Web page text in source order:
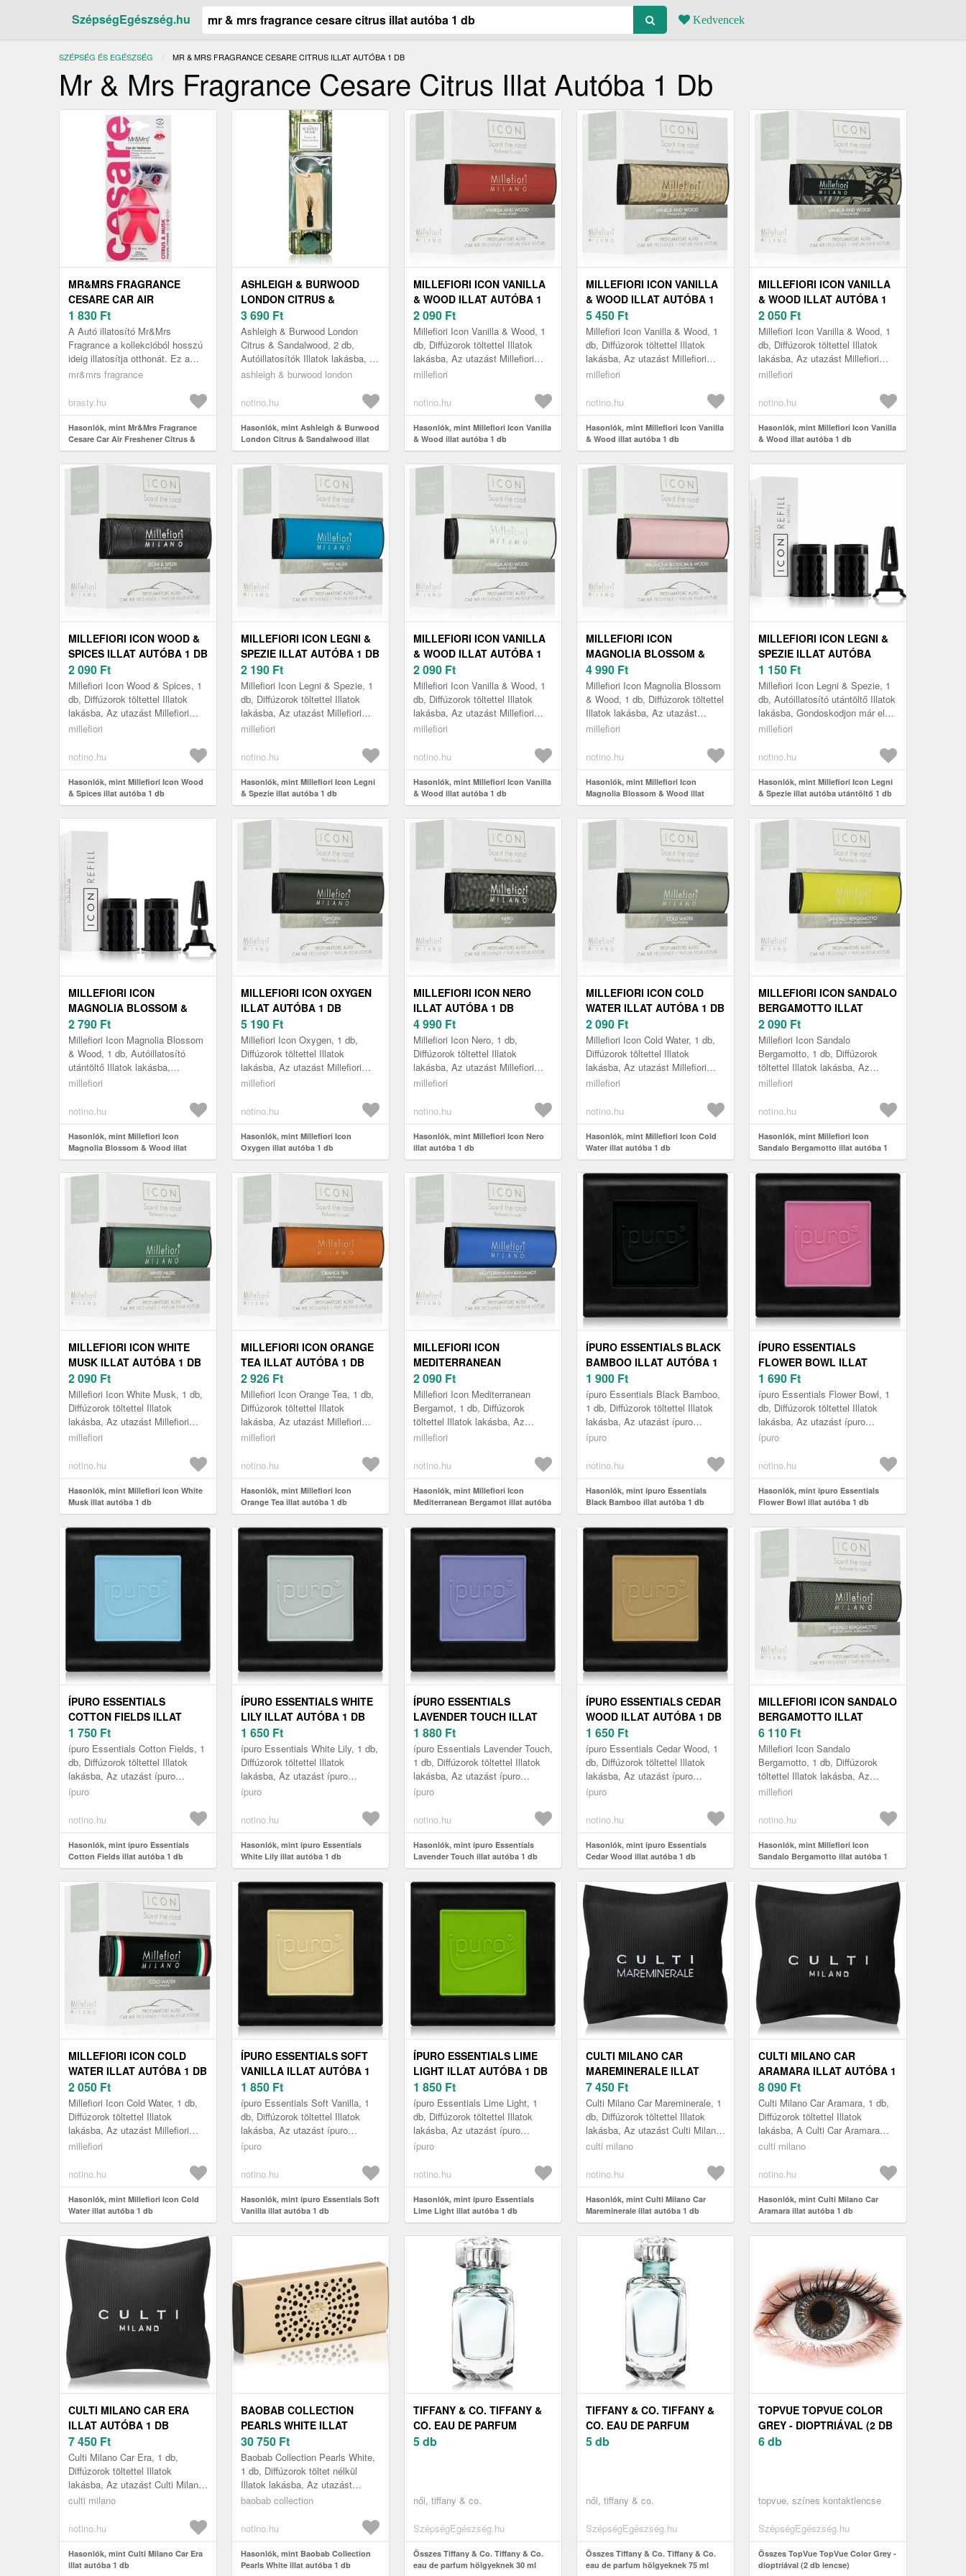
SzépségEgészség.hu Kedvencek
SZÉPSÉG ÉS EGÉSZSÉG JELENLEGI:
MR & MRS FRAGRANCE CESARE CITRUS ILLAT AUTÓBA 1 DB
Mr & Mrs Fragrance Cesare Citrus Illat Autóba 1 Db
MR&MRS FRAGRANCE
CESARE CAR AIR
FRESHENER CITRUS &
MUSK
1 830 Ft
A Autó illatosító Mr&Mrs
Fragrance a kollekcióból hosszú
ideig illatosítja otthonát. Ez a
friss illat kellemesebbé teszi a
mr&mrs fragrance
brasty.hu
Hasonlók, mint Mr&Mrs Fragrance
Cesare Car Air Freshener Citrus &
Musk
ASHLEIGH & BURWOOD
LONDON CITRUS &
SANDALWOOD ILLAT
AUTÓBA 2 DB
3 690 Ft
Ashleigh & Burwood London
Citrus & Sandalwood, 2 db,
Autóillatosítók Illatok lakásba, A
felakasztható Ashleigh &
Sandalwood...
ashleigh & burwood london
notino.hu
Hasonlók, mint Ashleigh & Burwood
London Citrus & Sandalwood illat
autóba 2 db
MILLEFIORI ICON VANILLA
& WOOD ILLAT AUTÓBA 1
DB
2 090 Ft
Millefiori Icon Vanilla & Wood, 1
db, Diffúzorok töltettel Illatok
lakásba, Az utazást Millefiori
Icon Vanilla & Wood
millefiori
notino.hu
Hasonlók, mint Millefiori Icon Vanilla
& Wood illat autóba 1 db
MILLEFIORI ICON VANILLA
& WOOD ILLAT AUTÓBA 1
DB
5 450 Ft
Millefiori Icon Vanilla & Wood, 1
db, Diffúzorok töltettel Illatok
lakásba, Az utazást Millefiori
Icon Vanilla & Wood
millefiori
notino.hu
Hasonlók, mint Millefiori Icon Vanilla
& Wood illat autóba 1 db
MILLEFIORI ICON VANILLA
& WOOD ILLAT AUTÓBA 1
DB
2 050 Ft
Millefiori Icon Vanilla & Wood, 1
db, Diffúzorok töltettel Illatok
lakásba, Az utazást Millefiori
Icon Vanilla & Wood
millefiori
notino.hu
Hasonlók, mint Millefiori Icon Vanilla
& Wood illat autóba 1 db
MILLEFIORI ICON WOOD &
SPICES ILLAT AUTÓBA 1 DB
2 090 Ft
Millefiori Icon Wood & Spices, 1
db, Diffúzorok töltettel Illatok
lakásba, Az utazást Millefiori
Icon Wood & Spices
millefiori
notino.hu
Hasonlók, mint Millefiori Icon Wood
& Spices illat autóba 1 db
MILLEFIORI ICON LEGNI &
SPEZIE ILLAT AUTÓBA 1 DB
2 190 Ft
Millefiori Icon Legni & Spezie, 1
db, Diffúzorok töltettel Illatok
lakásba, Az utazást Millefiori
Icon Legni & Spezie
millefiori
notino.hu
Hasonlók, mint Millefiori Icon Legni
& Spezie illat autóba 1 db
MILLEFIORI ICON VANILLA
& WOOD ILLAT AUTÓBA 1
DB
2 090 Ft
Millefiori Icon Vanilla & Wood, 1
db, Diffúzorok töltettel Illatok
lakásba, Az utazást Millefiori
Icon Vanilla & Wood
millefiori
notino.hu
Hasonlók, mint Millefiori Icon Vanilla
& Wood illat autóba 1 db
MILLEFIORI ICON
MAGNOLIA BLOSSOM &
WOOD ILLAT AUTÓBA 1 DB
4 990 Ft
Millefiori Icon Magnolia Blossom
& Wood, 1 db, Diffúzorok töltettel
Illatok lakásba, Az utazást
Millefiori Icon Magnolia Blossom
millefiori
notino.hu
Hasonlók, mint Millefiori Icon
Magnolia Blossom & Wood illat
autóba 1 db
MILLEFIORI ICON LEGNI &
SPEZIE ILLAT AUTÓBA
UTÁNTÖLTŐ 1 DB
1 150 Ft
Millefiori Icon Legni & Spezie, 1
db, Autóillatosító utántöltő Illatok
lakásba, Gondoskodjon már előre
a vezetés közbeni kényelemről
millefiori
notino.hu
Hasonlók, mint Millefiori Icon Legni
& Spezie illat autóba utántöltő 1 db
MILLEFIORI ICON
MAGNOLIA BLOSSOM &
WOOD ILLAT AUTÓBA
UTÁNTÖLTŐ 1 DB
2 790 Ft
Millefiori Icon Magnolia Blossom
& Wood, 1 db, Autóillatosító
utántöltő Illatok lakásba,
Gondoskodjon már előre a
ke...
millefiori
notino.hu
Hasonlók, mint Millefiori Icon
Magnolia Blossom & Wood illat
autóba utántöltő 1 db
MILLEFIORI ICON OXYGEN
ILLAT AUTÓBA 1 DB
5 190 Ft
Millefiori Icon Oxygen, 1 db,
Diffúzorok töltettel Illatok
lakásba, Az utazást Millefiori
Icon Oxygen autóillatosítóval
millefiori
notino.hu
Hasonlók, mint Millefiori Icon
Oxygen illat autóba 1 db
MILLEFIORI ICON NERO
ILLAT AUTÓBA 1 DB
4 990 Ft
Millefiori Icon Nero, 1 db,
Diffúzorok töltettel Illatok
lakásba, Az utazást Millefiori
Icon Nero autóillatosítóval
millefiori
notino.hu
Hasonlók, mint Millefiori Icon Nero
illat autóba 1 db
MILLEFIORI ICON COLD
WATER ILLAT AUTÓBA 1 DB
2 090 Ft
Millefiori Icon Cold Water, 1 db,
Diffúzorok töltettel Illatok
lakásba, Az utazást Millefiori
Icon Cold Water autóillatosítóval
millefiori
notino.hu
Hasonlók, mint Millefiori Icon Cold
Water illat autóba 1 db
MILLEFIORI ICON SANDALO
BERGAMOTTO ILLAT
AUTÓBA 1 DB
2 090 Ft
Millefiori Icon Sandalo
Bergamotto, 1 db, Diffúzorok
töltettel Illatok lakásba, Az
utazást Millefiori Icon Sandalo
millefiori
notino.hu
Hasonlók, mint Millefiori Icon
Sandalo Bergamotto illat autóba 1
db
MILLEFIORI ICON WHITE
MUSK ILLAT AUTÓBA 1 DB
2 090 Ft
Millefiori Icon White Musk, 1 db,
Diffúzorok töltettel Illatok
lakásba, Az utazást Millefiori
Icon White Musk autóillatosítóval
millefiori
notino.hu
Hasonlók, mint Millefiori Icon White
Musk illat autóba 1 db
MILLEFIORI ICON ORANGE
TEA ILLAT AUTÓBA 1 DB
2 926 Ft
Millefiori Icon Orange Tea, 1 db,
Diffúzorok töltettel Illatok
lakásba, Az utazást Millefiori
Icon Orange Tea autóillatosítóval
millefiori
notino.hu
Hasonlók, mint Millefiori Icon
Orange Tea illat autóba 1 db
MILLEFIORI ICON
MEDITERRANEAN
BERGAMOT ILLAT AUTÓBA
1 DB
2 090 Ft
Millefiori Icon Mediterranean
Bergamot, 1 db, Diffúzorok
töltettel Illatok lakásba, Az
utazást Millefiori Icon
autóillatosít...
millefiori
notino.hu
Hasonlók, mint Millefiori Icon
Mediterranean Bergamot illat autóba
1 db
ÍPURO ESSENTIALS BLACK
BAMBOO ILLAT AUTÓBA 1
DB
1 900 Ft
ípuro Essentials Black Bamboo,
1 db, Diffúzorok töltettel Illatok
lakásba, Az utazást ípuro
Essentials Black Bamboo
ípuro
notino.hu
Hasonlók, mint ípuro Essentials
Black Bamboo illat autóba 1 db
ÍPURO ESSENTIALS
FLOWER BOWL ILLAT
AUTÓBA 1 DB
1 690 Ft
ípuro Essentials Flower Bowl, 1
db, Diffúzorok töltettel Illatok
lakásba, Az utazást ípuro
Essentials Flower Bowl
ípuro
notino.hu
Hasonlók, mint ípuro Essentials
Flower Bowl illat autóba 1 db
ÍPURO ESSENTIALS
COTTON FIELDS ILLAT
AUTÓBA 1 DB
1 750 Ft
ípuro Essentials Cotton Fields, 1
db, Diffúzorok töltettel Illatok
lakásba, Az utazást ípuro
Essentials Cotton Fields
ípuro
notino.hu
Hasonlók, mint ípuro Essentials
Cotton Fields illat autóba 1 db
ÍPURO ESSENTIALS WHITE
LILY ILLAT AUTÓBA 1 DB
1 650 Ft
ípuro Essentials White Lily, 1 db,
Diffúzorok töltettel Illatok
lakásba, Az utazást ípuro
Essentials White Lily
él...
ípuro
notino.hu
Hasonlók, mint ípuro Essentials
White Lily illat autóba 1 db
ÍPURO ESSENTIALS
LAVENDER TOUCH ILLAT
AUTÓBA 1 DB
1 880 Ft
ípuro Essentials Lavender Touch,
1 db, Diffúzorok töltettel Illatok
lakásba, Az utazást ípuro
Essentials Lavender Touch
ípuro
notino.hu
Hasonlók, mint ípuro Essentials
Lavender Touch illat autóba 1 db
ÍPURO ESSENTIALS CEDAR
WOOD ILLAT AUTÓBA 1 DB
1 650 Ft
ípuro Essentials Cedar Wood, 1
db, Diffúzorok töltettel Illatok
lakásba, Az utazást ípuro
Essentials Cedar Wood
él...
ípuro
notino.hu
Hasonlók, mint ípuro Essentials
Cedar Wood illat autóba 1 db
MILLEFIORI ICON SANDALO
BERGAMOTTO ILLAT
AUTÓBA 1 DB
6 110 Ft
Millefiori Icon Sandalo
Bergamotto, 1 db, Diffúzorok
töltettel Illatok lakásba, Az
utazást Millefiori Icon Sandalo
millefiori
notino.hu
Hasonlók, mint Millefiori Icon
Sandalo Bergamotto illat autóba 1
db
MILLEFIORI ICON COLD
WATER ILLAT AUTÓBA 1 DB
2 050 Ft
Millefiori Icon Cold Water, 1 db,
Diffúzorok töltettel Illatok
lakásba, Az utazást Millefiori
Icon Cold Water autóillatosítóval
millefiori
notino.hu
Hasonlók, mint Millefiori Icon Cold
Water illat autóba 1 db
ÍPURO ESSENTIALS SOFT
VANILLA ILLAT AUTÓBA 1
DB
1 850 Ft
ípuro Essentials Soft Vanilla, 1
db, Diffúzorok töltettel Illatok
lakásba, Az utazást ípuro
Essentials Soft Vanilla
ípuro
notino.hu
Hasonlók, mint ípuro Essentials Soft
Vanilla illat autóba 1 db
ÍPURO ESSENTIALS LIME
LIGHT ILLAT AUTÓBA 1 DB
1 850 Ft
ípuro Essentials Lime Light, 1
db, Diffúzorok töltettel Illatok
lakásba, Az utazást ípuro
Essentials Lime Light
él...
ípuro
notino.hu
Hasonlók, mint ípuro Essentials
Lime Light illat autóba 1 db
CULTI MILANO CAR
MAREMINERALE ILLAT
AUTÓBA 1 DB
7 450 Ft
Culti Milano Car Mareminerale, 1
db, Diffúzorok töltettel Illatok
lakásba, Az utazást Culti Milano
Car Mareminerale
culti milano
notino.hu
Hasonlók, mint Culti Milano Car
Mareminerale illat autóba 1 db
CULTI MILANO CAR
ARAMARA ILLAT AUTÓBA 1
DB
8 090 Ft
Culti Milano Car Aramara, 1 db,
Diffúzorok töltettel Illatok
lakásba, A Culti Car Aramara
segít Önnek folyamatosan,
vezeté...
culti milano
notino.hu
Hasonlók, mint Culti Milano Car
Aramara illat autóba 1 db
CULTI MILANO CAR ERA
ILLAT AUTÓBA 1 DB
7 450 Ft
Culti Milano Car Era, 1 db,
Diffúzorok töltettel Illatok
lakásba, Az utazást Culti Milano
Car Era autóillatosítóval
culti milano
notino.hu
Hasonlók, mint Culti Milano Car Era
illat autóba 1 db
BAOBAB COLLECTION
PEARLS WHITE ILLAT
AUTÓBA 1 DB
30 750 Ft
Baobab Collection Pearls White,
1 db, Diffúzorok töltet nélkül
Illatok lakásba, Az utazást
Baobab Collection Pearls White
baobab collection
notino.hu
Hasonlók, mint Baobab Collection
Pearls White illat autóba 1 db
TIFFANY & CO. TIFFANY &
CO. EAU DE PARFUM
HÖLGYEKNEK 30 ML
5 db
női, tiffany & co.
SzépségEgészség.hu
Összes Tiffany & Co. Tiffany & Co.
eau de parfum hölgyeknek 30 ml
TIFFANY & CO. TIFFANY &
CO. EAU DE PARFUM
HÖLGYEKNEK 75 ML
5 db
női, tiffany & co.
SzépségEgészség.hu
Összes Tiffany & Co. Tiffany & Co.
eau de parfum hölgyeknek 75 ml
TOPVUE TOPVUE COLOR
GREY - DIOPTRIÁVAL (2 DB
LENCSE)
6 db
topvue, színes kontaktlencse
SzépségEgészség.hu
Összes TopVue TopVue Color Grey -
dioptriával (2 db lencse)